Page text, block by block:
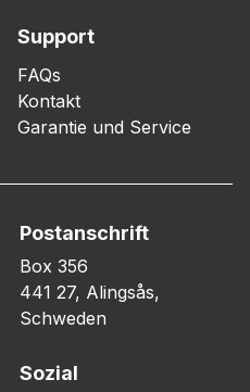
Support
FAQs
Kontakt
Garantie und Service
Postanschrift
Box 356
441 27, Alingsås,
Schweden
Sozial